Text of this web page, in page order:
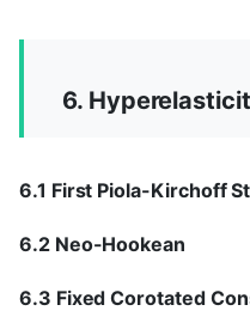
6.
6.1 First Piola-Kirchoff
6.2 Neo-Hookean
6.3 Fixed Corotated